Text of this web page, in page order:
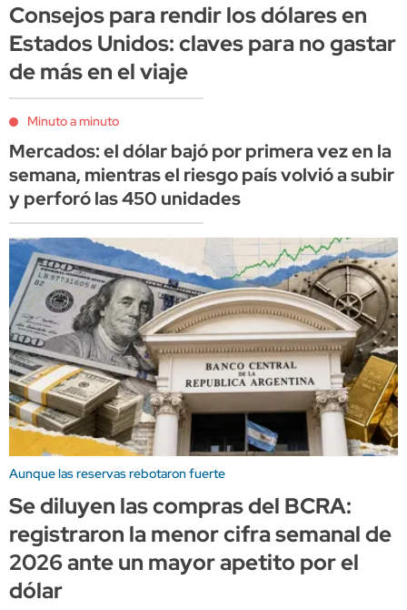
Consejos para rendir los dólares en
Estados Unidos: claves para no gastar
de más en el viaje
Minuto a minuto
Mercados: el dólar bajó por primera vez en la
semana, mientras el riesgo país volvió a subir
y perforó las 450 unidades
Aunque las reservas rebotaron fuerte
Se diluyen las compras del BCRA:
registraron la menor cifra semanal de
2026 ante un mayor apetito por el
dólar